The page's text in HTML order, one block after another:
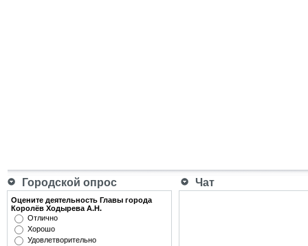
Городской опрос Чат
Оцените деятельность Главы города
Королёв Ходырева А.Н.
Отлично
Хорошо
Удовлетворительно